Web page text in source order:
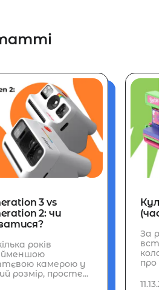
3 vs
2: чи
років
камерою у
розмір, просте...
За
про